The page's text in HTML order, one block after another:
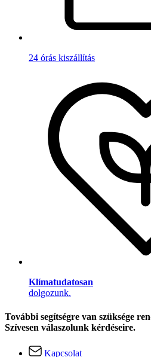
24 órás kiszállítás
Klímatudatosan
dolgozunk.
További segítségre van szüksége
Szívesen válaszolunk kérdéseire.
Kapcsolat